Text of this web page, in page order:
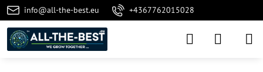
info@all-the-best.eu +4367762015028